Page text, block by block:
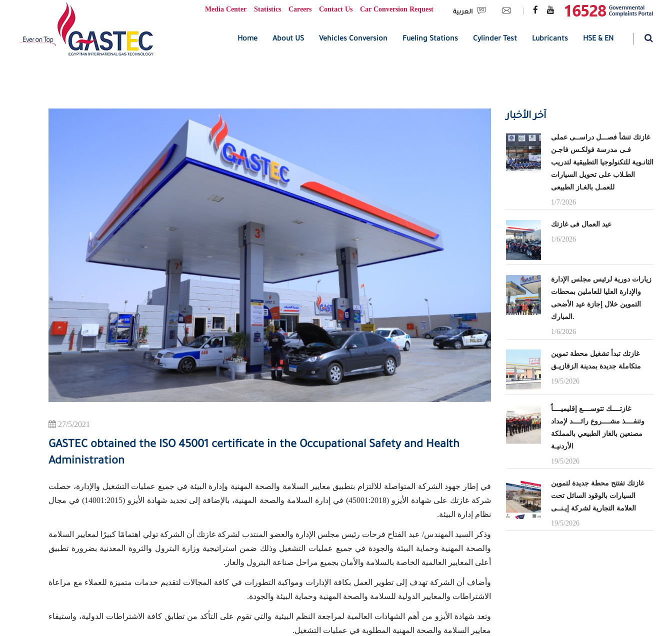
| العربية Media Center Statistics Careers Contact Us Car Conversion Request
Home About US Vehicles Conversion Fueling Stations Cylinder Test Lubricants HSE & EN
27/5/2021
GASTEC obtained the ISO 45001 certificate in the Occupational Safety and Health
Administration
في إطار جهود الشركة المتواصلة للالتزام بتطبيق معايير السلامة والصحة المهنية وإدارة البيئة في جميع عمليات التشغيل والإدارة، حصلت
شركة غازتك على شهادة الأيزو (45001:2018) في إدارة السلامة والصحة المهنية، بالإضافة إلى تجديد شهادة الأيزو (14001:2015) في مجال
نظام إدارة البيئة.
وذكر السيد المهندس/ عبد الفتاح فرحات رئيس مجلس الإدارة والعضو المنتدب لشركة غازتك أن الشركة تولي اهتمامًا كبيرًا لمعايير السلامة
والصحة المهنية وحماية البيئة والجودة في جميع عمليات التشغيل وذلك ضمن استراتيجية وزارة البترول والثروة المعدنية بضرورة تطبيق
أعلى المعايير العالمية الخاصة بالسلامة والأمان بجميع مراحل صناعة البترول والغاز.
وأضاف أن الشركة تهدف إلى تطوير العمل بكافة الإدارات ومواكبة التطورات في كافة المجالات لتقديم خدمات متميزة للعملاء مع مراعاة
الاشتراطات والمعايير الدولية للسلامة والصحة المهنية وحماية البيئة والجودة.
وتعد شهادة الأيزو من أهم الشهادات العالمية لمراجعة النظم البيئية والتي تقوم على التأكد من تطابق كافة الاشتراطات الدولية، واستيفاء
معايير السلامة والصحة المهنية المطلوبة في عمليات التشغيل.
آخر الأخبار
غازتك تنشأ فصـــل دراســى عملى
فـى مدرسة فولكـس فاجـن
الثانـوية للتكنولوجيا التطبيقية لتدريب
الطـلاب على تحويل السيارات
للعمـل بالغـاز الطبيعى
1/7/2026
عيد العمال فى غازتك
1/6/2026
زيارات دورية لرئيس مجلس الإدارة
والإدارة العليا للعاملين بمحطات
التموين خلال إجازة عيد الأضحى
المبارك.
1/6/2026
غازتك تبدأ تشغيل محطة تموين
متكاملة جديدة بمدينة الزقازيـق
19/5/2026
غازتــــك تتوســــع إقليميــــاً
وتنفــــذ مشــــروع رائــــد لإمداد
مصنعين بالغاز الطبيعي بالمملكة
الأردنيـة
19/5/2026
غازتك تفتتح محطة جديدة لتموين
السيارات بالوقود السائل تحت
العلامة التجارية لشركة إيـنــى
19/5/2026